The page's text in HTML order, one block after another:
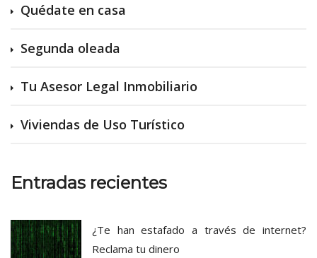
Quédate en casa
Segunda oleada
Tu Asesor Legal Inmobiliario
Viviendas de Uso Turístico
Entradas recientes
¿Te han estafado a través de internet?
Reclama tu dinero